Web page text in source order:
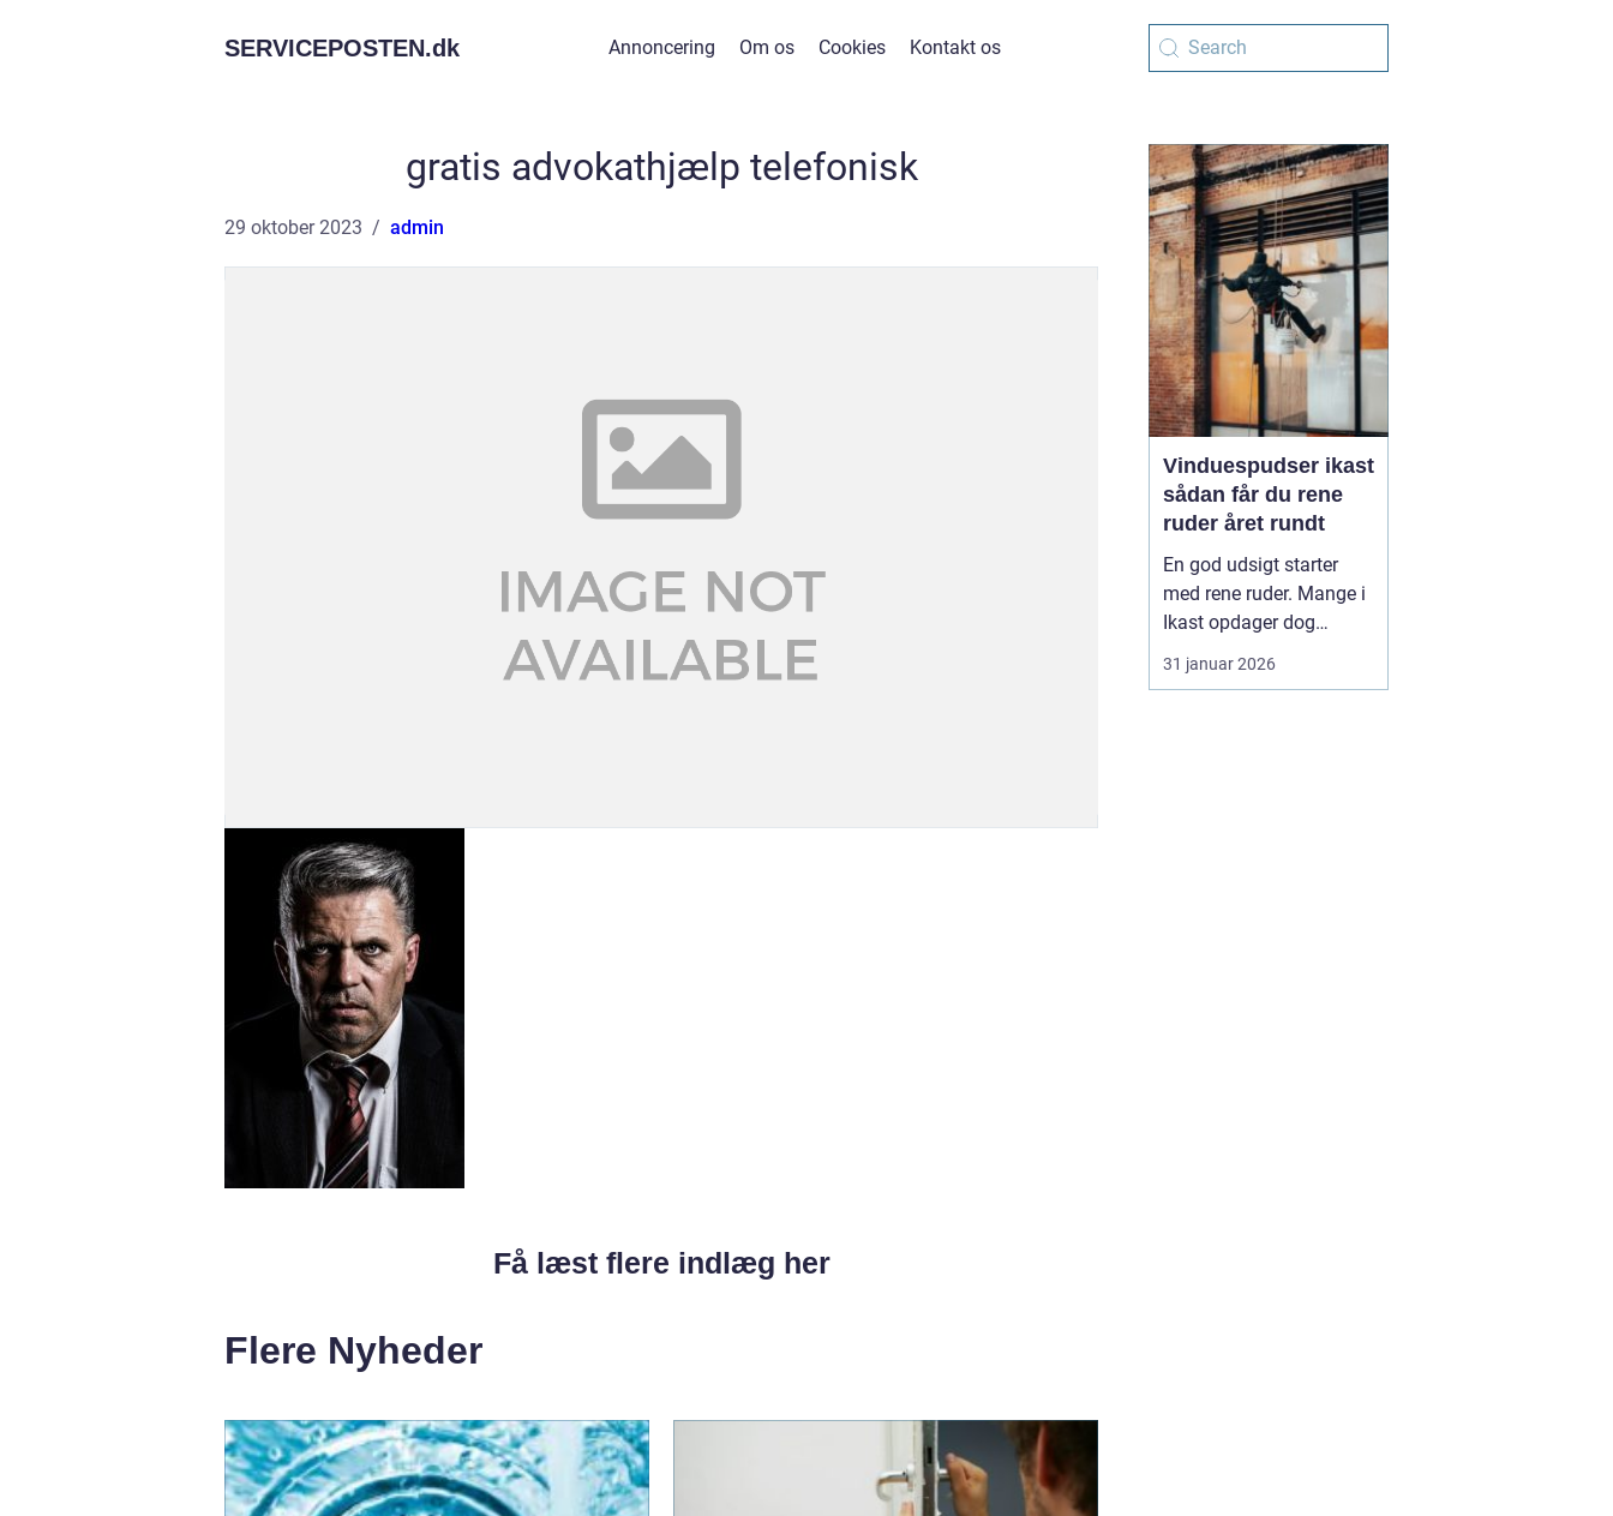
SERVICEPOSTEN.dk Annoncering Om os Cookies Kontakt os
gratis advokathjælp telefonisk
29 oktober 2023 admin
Få læst flere indlæg her
Flere Nyheder
Vinduespudser ikast
sådan får du rene
ruder året rundt
En god udsigt starter
med rene ruder. Mange i
Ikast opdager dog
hurtigt, at
vinduespudsning tager
31 januar 2026